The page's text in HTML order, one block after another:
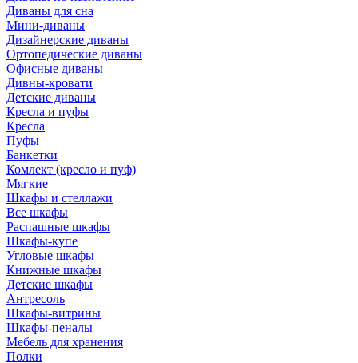
Диваны для сна
Мини-диваны
Дизайнерские диваны
Ортопедические диваны
Офисные диваны
Дивны-кровати
Детские диваны
Кресла и пуфы
Кресла
Пуфы
Банкетки
Комлект (кресло и пуф)
Мягкие
Шкафы и стеллажи
Все шкафы
Распашные шкафы
Шкафы-купе
Угловые шкафы
Книжные шкафы
Детские шкафы
Антресоль
Шкафы-витрины
Шкафы-пеналы
Мебель для хранения
Полки